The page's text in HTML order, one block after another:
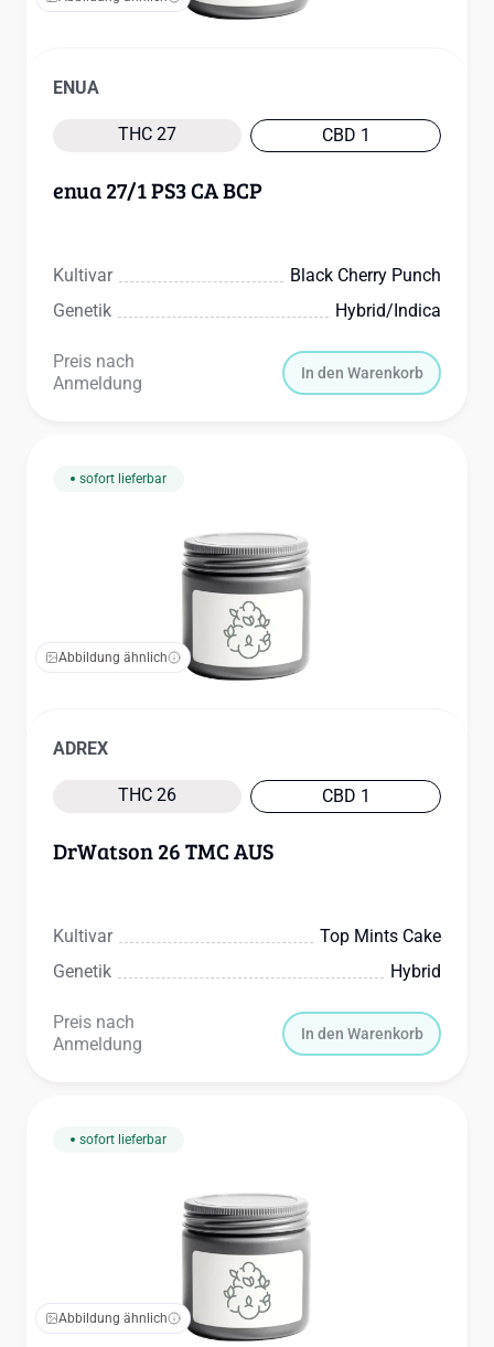
ENUA
THC 27 CBD 1
enua 27/1 PS3 CA BCP
Kultivar
Black Cherry Punch
Genetik
Hybrid/indica
Preis nach
Anmeldung
In den Warenkorb
sofort lieferbar
Abbildung ähnlich
ADREX
THC 26 CBD 1
DrWatson 26 TMC AUS
Kultivar
Top Mints Cake
Genetik
Hybrid
Preis nach
Anmeldung
In den Warenkorb
sofort lieferbar
Abbildung ähnlich